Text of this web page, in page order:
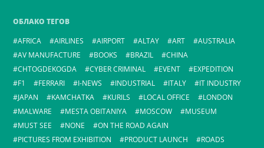
ОБЛАКО ТЕГОВ
AFRICA
AIRLINES AIRPORT ALTAY ART
AUSTRALIA
AV MANUFACTURE
BOOKS BRAZIL
CHINA
CHTOGDEKOGDA
CYBER CRIMINAL EVENT
EXPEDITION
F1
FERRARI I-NEWS INDUSTRIAL ITALY
IT INDUSTRY
JAPAN
KAMCHATKA KURILS LOCAL OFFICE
LONDON
MALWARE
MESTA OBITANIYA MOSCOW
MUSEUM
MUST SEE
NONE
ON THE ROAD AGAIN
PICTURES FROM EXHIBITION
PRODUCT LAUNCH
ROADS